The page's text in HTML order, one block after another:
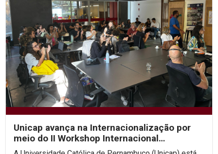
Unicap avança na Internacionalização por
meio do II Workshop Internacional
Multidisciplinar...